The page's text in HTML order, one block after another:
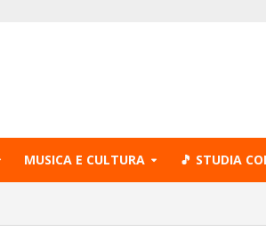
MUSICA E CULTURA 🎵 STUDIA